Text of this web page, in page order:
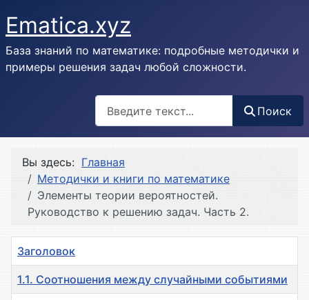
Ematica.xyz
База знаний по математике: подробные методички и
примеры решения задач любой сложности.
Поиск
Вы здесь: Главная
Методички и книги по математике
Элементы теории вероятностей.
Руководство к решению задач. Часть 2.
Заголовок
1.1. Соотношения между случайными событиями